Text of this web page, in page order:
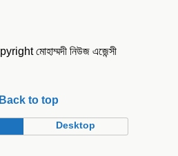
মোহাম্মদী নিউজ এজেন্সী
Back to top
Desktop